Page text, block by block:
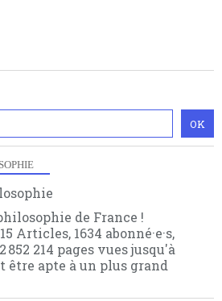
de France !
Articles, 1634 abonné·e·s,
852 214 pages vues jusqu'à
être apte à un plus grand
Ce site contient des